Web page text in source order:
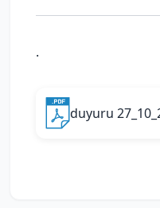
.
duyuru